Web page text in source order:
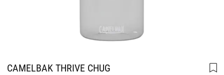
CAMELBAK THRIVE CHUG